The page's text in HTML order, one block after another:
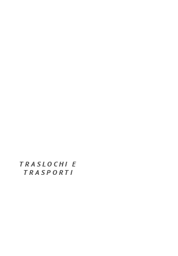
TRASLOCHI E
TRASPORTI​